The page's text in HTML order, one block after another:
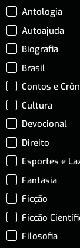
Antologia
Autoajuda
Biografia
Brasil
Contos e
Cultura
Devocional
Direito
Esportes e
Fantasia
Ficção
Ficção
Filosofia